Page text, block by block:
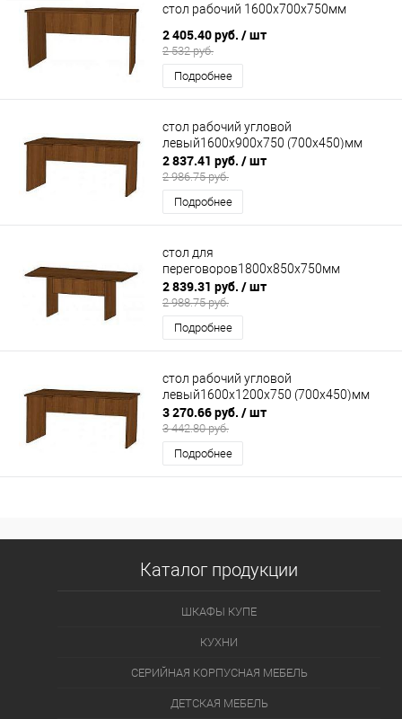
стол рабочий 1600х700х750мм
2 405.40 руб. / шт
2 532 руб.
Подробнее
стол рабочий угловой
левый1600х900х750 (700х450)мм
2 837.41 руб. / шт
2 986.75 руб.
Подробнее
стол для
переговоров1800х850х750мм
2 839.31 руб. / шт
2 988.75 руб.
Подробнее
стол рабочий угловой
левый1600х1200х750 (700х450)мм
3 270.66 руб. / шт
3 442.80 руб.
Подробнее
Каталог продукции
ШКАФЫ КУПЕ
КУХНИ
СЕРИЙНАЯ КОРПУСНАЯ МЕБЕЛЬ
ДЕТСКАЯ МЕБЕЛЬ